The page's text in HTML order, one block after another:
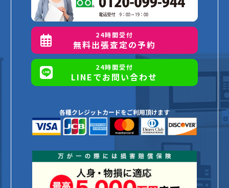
24時間受付
無料出張査定の予約
24時間受付
LINEでお問い合わせ
各種クレジットカードをご利用頂けます